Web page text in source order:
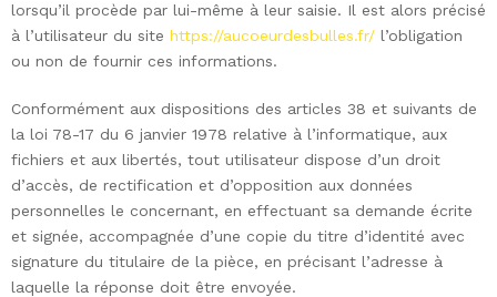
lorsqu’il procède par lui-même à leur saisie. Il est alors précisé
à l’utilisateur du site https://aucoeurdesbulles.fr/ l’obligation
ou non de fournir ces informations.
Conformément aux dispositions des articles 38 et suivants de
la loi 78-17 du 6 janvier 1978 relative à l’informatique, aux
fichiers et aux libertés, tout utilisateur dispose d’un droit
d’accès, de rectification et d’opposition aux données
personnelles le concernant, en effectuant sa demande écrite
et signée, accompagnée d’une copie du titre d’identité avec
signature du titulaire de la pièce, en précisant l’adresse à
laquelle la réponse doit être envoyée.